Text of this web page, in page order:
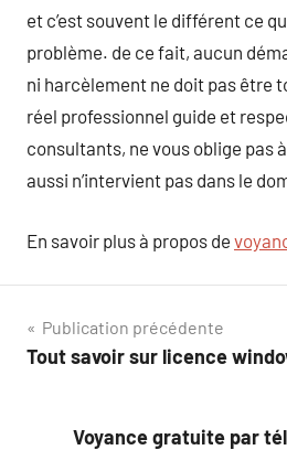
et c’est souvent le différent ce
problème. de ce fait, aucun
ni harcèlement ne doit pas être
réel professionnel guide et
consultants, ne vous oblige pas
aussi n’intervient pas dans le
En savoir plus à propos de
Navigation
de
Publication précédente
Tout savoir sur licence
Voyance gratuite par